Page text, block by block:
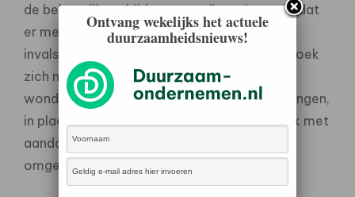
de belangrijkste bijdrage van dit project wel dat
er met verschillende methodologische
invalshoeken wordt aangetoond dat onderzoek
zich nog steeds te veel focust op
wondermiddelen als technologische oplossingen,
in plaats van op een interdisciplinaire aanpak met
aandacht voor sociale en
omgevingsperspectieven.’
Ontvang wekelijks het actuele
duurzaamheidsnieuws!